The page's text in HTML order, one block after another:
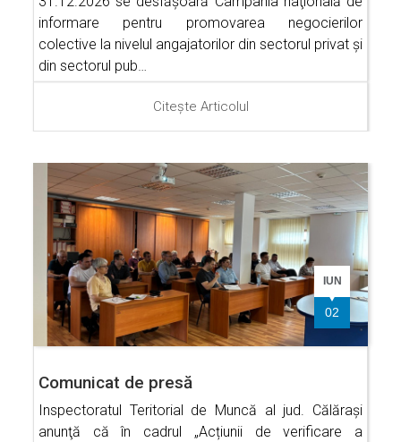
informare pentru promovarea negocierilor
colective la nivelul angajatorilor din sectorul privat şi
din sectorul pub…
Citește Articolul
IUN
02
Comunicat de presă
Inspectoratul Teritorial de Muncă al jud. Călăraşi
anunţă că în cadrul „Acțiunii de verificare a